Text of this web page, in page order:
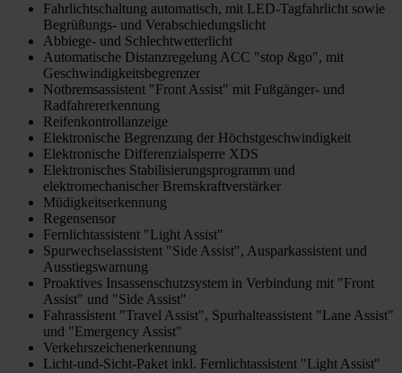
Fahrlichtschaltung automatisch, mit LED-Tagfahrlicht sowie
Begrüßungs- und Verabschiedungslicht
Abbiege- und Schlechtwetterlicht
Automatische Distanzregelung ACC "stop &go", mit
Geschwindigkeitsbegrenzer
Notbremsassistent "Front Assist" mit Fußgänger- und
Radfahrererkennung
Reifenkontrollanzeige
Elektronische Begrenzung der Höchstgeschwindigkeit
Elektronische Differenzialsperre XDS
Elektronisches Stabilisierungsprogramm und
elektromechanischer Bremskraftverstärker
Müdigkeitserkennung
Regensensor
Fernlichtassistent "Light Assist"
Spurwechselassistent "Side Assist", Ausparkassistent und
Ausstiegswarnung
Proaktives Insassenschutzsystem in Verbindung mit "Front
Assist" und "Side Assist"
Fahrassistent "Travel Assist", Spurhalteassistent "Lane Assist"
und "Emergency Assist"
Verkehrszeichenerkennung
Licht-und-Sicht-Paket inkl. Fernlichtassistent "Light Assist"